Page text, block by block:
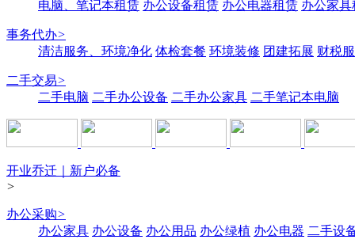
电脑、笔记本租赁 办公设备租赁 办公电器租赁 办公家具
事务代办>
清洁服务、环境净化 体检套餐 环境装修 团建拓展 财税
二手交易>
二手电脑 二手办公设备 二手办公家具 二手笔记本电脑
开业乔迁｜新户必备
>
办公采购>
办公家具 办公设备 办公用品 办公绿植 办公电器 二手设